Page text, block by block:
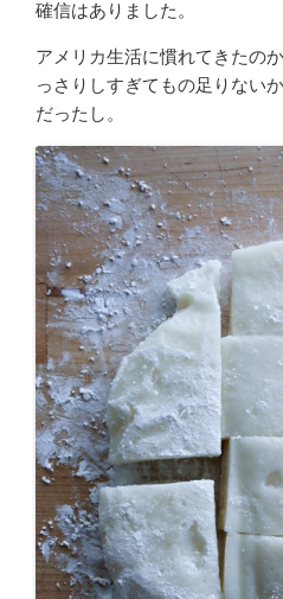
確信はありました。
アメリカ生活に慣れてきたの
っさりしすぎてもの足りない
だったし。